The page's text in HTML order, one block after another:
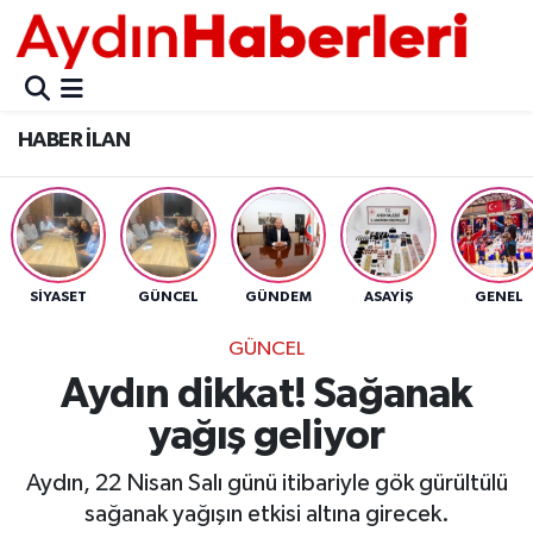
HABER İLAN
SİYASET GÜNCEL GÜNDEM ASAYİŞ GENEL
GÜNCEL
Aydın dikkat! Sağanak
yağış geliyor
Aydın, 22 Nisan Salı günü itibariyle gök gürültülü
sağanak yağışın etkisi altına girecek.
GÜNCEL
POLİTİKA
BELEDİYELER
ASAYİŞ
BÜLTEN
DIŞ
Aydın Nöbetçi Eczaneler
Aydın Hava Durumu
Aydin Namaz Vakitleri
Aydın Trafik Yoğunluk Haritası
Süper Lig Puan Durumu ve Fikstür
Tüm Manşetler
Son Dakika Haberleri
Haber Arşivi